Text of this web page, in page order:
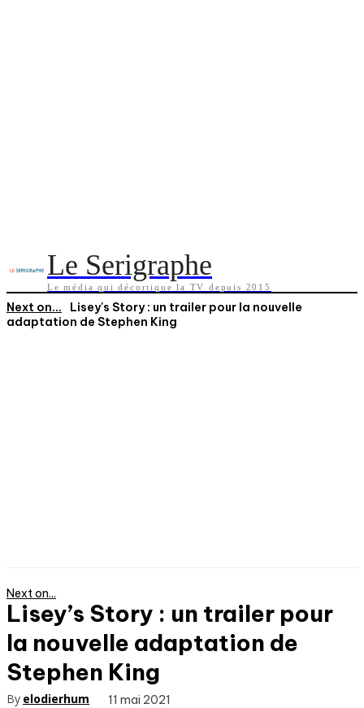
Le Serigraphe
Le média qui décortique la TV depuis 2015
Next on...
Lisey's Story : un trailer pour la nouvelle
adaptation de Stephen King
Next on...
Lisey’s Story : un trailer pour
la nouvelle adaptation de
Stephen King
By elodierhum 11 mai 2021